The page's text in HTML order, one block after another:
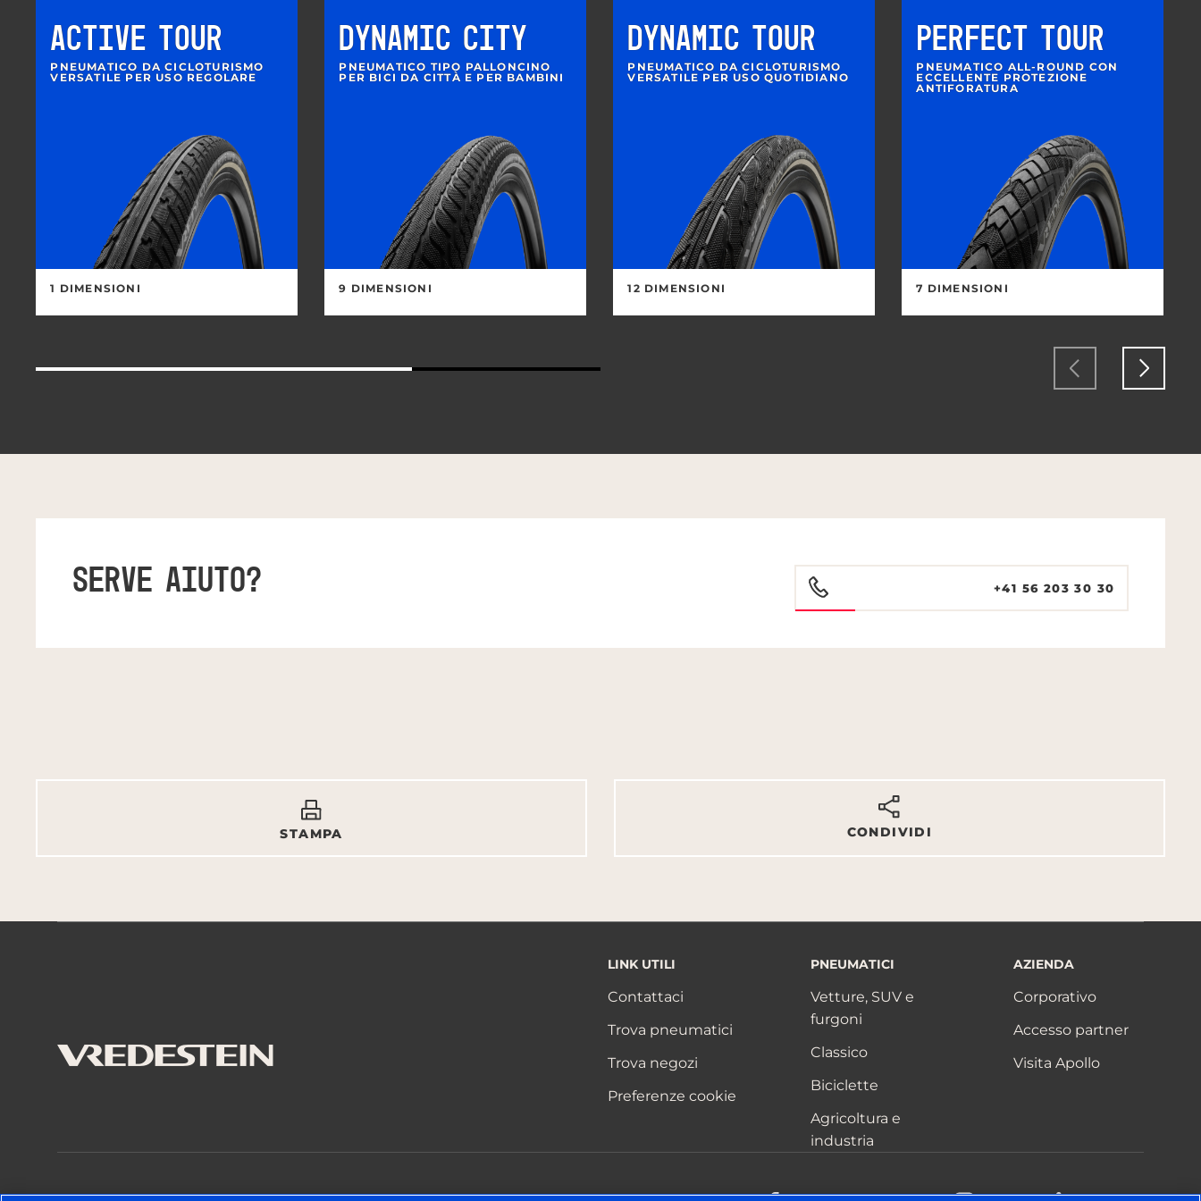
ACTIVE TOUR
PNEUMATICO DA CICLOTURISMO
VERSATILE PER USO REGOLARE
1 DIMENSIONI
DYNAMIC CITY
PNEUMATICO TIPO PALLONCINO
PER BICI DA CITTÀ E PER BAMBINI
9 DIMENSIONI
DYNAMIC TOUR
PNEUMATICO DA CICLOTURISMO
VERSATILE PER USO QUOTIDIANO
12 DIMENSIONI
PERFECT TOUR
PNEUMATICO ALL-ROUND CON
ECCELLENTE PROTEZIONE
ANTIFORATURA
7 DIMENSIONI
SERVE AIUTO? +41 56 203 30 30
STAMPA CONDIVIDI
LINK UTILI
Contattaci
Trova pneumatici
Trova negozi
Preferenze cookie
PNEUMATICI
Vetture, SUV e
furgoni
Classico
Biciclette
Agricoltura e
industria
AZIENDA
Corporativo
Accesso partner
Visita Apollo